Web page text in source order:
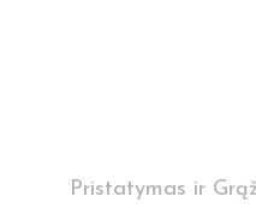
Pristatymas ir